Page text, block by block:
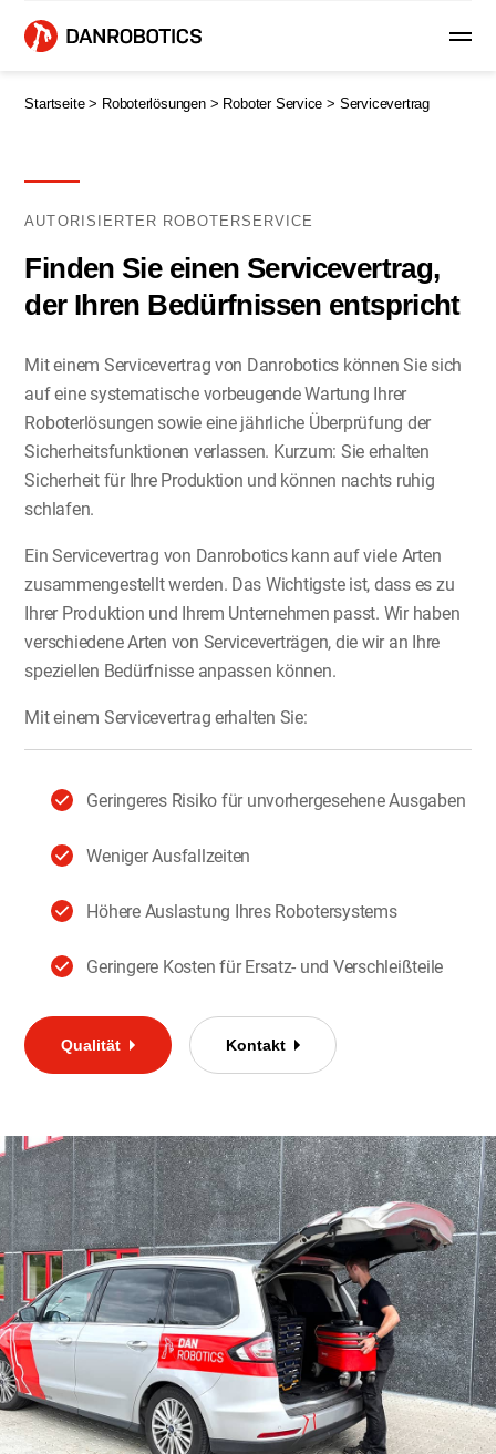
Startseite > Roboterlösungen > Roboter Service > Servicevertrag
AUTORISIERTER ROBOTERSERVICE
Finden Sie einen Servicevertrag,
der Ihren Bedürfnissen entspricht
Mit einem Servicevertrag von Danrobotics können Sie sich
auf eine systematische vorbeugende Wartung Ihrer
Roboterlösungen sowie eine jährliche Überprüfung der
Sicherheitsfunktionen verlassen. Kurzum: Sie erhalten
Sicherheit für Ihre Produktion und können nachts ruhig
schlafen.
Ein Servicevertrag von Danrobotics kann auf viele Arten
zusammengestellt werden. Das Wichtigste ist, dass es zu
Ihrer Produktion und Ihrem Unternehmen passt. Wir haben
verschiedene Arten von Serviceverträgen, die wir an Ihre
speziellen Bedürfnisse anpassen können.
Mit einem Servicevertrag erhalten Sie:
Geringeres Risiko für unvorhergesehene Ausgaben
Weniger Ausfallzeiten
Höhere Auslastung Ihres Robotersystems
Geringere Kosten für Ersatz- und Verschleißteile
Qualität Kontakt